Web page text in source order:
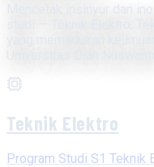
Mencetak insinyur dan
studi — Teknik Elektro,
Teknik Elektro
Program Studi S1 Teknik